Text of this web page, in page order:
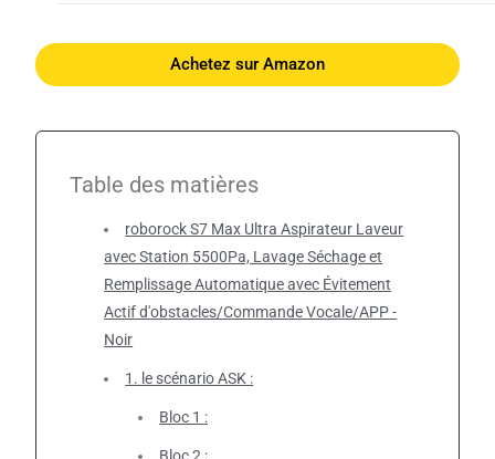
Achetez sur Amazon
Table des matières
roborock S7 Max Ultra Aspirateur Laveur
avec Station 5500Pa, Lavage Séchage et
Remplissage Automatique avec Évitement
Actif d'obstacles/Commande Vocale/APP -
Noir
1. le scénario ASK :
Bloc 1 :